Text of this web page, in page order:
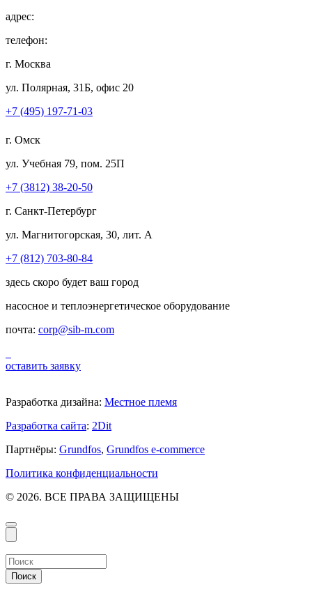
адрес:
телефон:
г. Москва
ул. Полярная, 31Б, офис 20
+7 (495) 197-71-03
г. Омск
ул. Учебная 79, пом. 25П
+7 (3812) 38-20-50
г. Санкт-Петербург
ул. Магнитогорская, 30, лит. А
+7 (812) 703-80-84
здесь скоро будет ваш город
насосное и теплоэнергетическое оборудование
почта: corp@sib-m.com
оставить заявку
Разработка дизайна: Местное племя
Разработка сайта: 2Dit
Партнёры: Grundfos, Grundfos e-commerce
Политика конфиденциальности
© 2026. ВСЕ ПРАВА ЗАЩИЩЕНЫ
Поиск